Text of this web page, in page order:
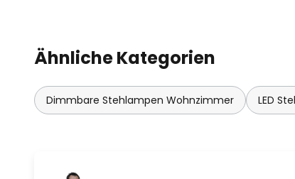
Ähnliche Kategorien
Dimmbare Stehlampen Wohnzimmer LED